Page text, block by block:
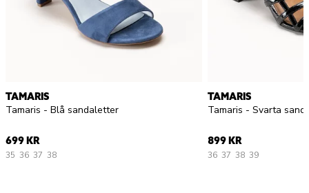
TAMARIS
Tamaris - Blå sandaletter
699 KR
35 36 37 38
TAMARIS
Tamaris - Svarta
899 KR
36 37 38 39